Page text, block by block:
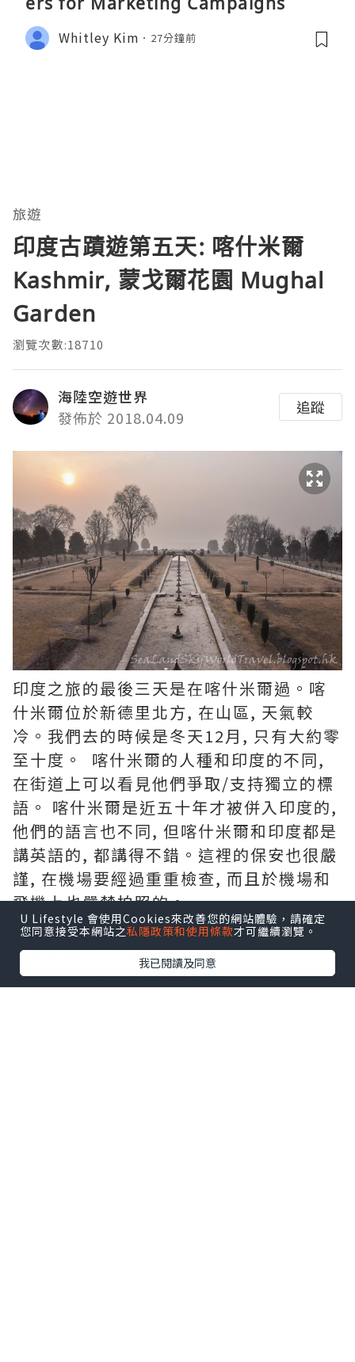
Whitley Kim 27分鐘前
旅遊
印度古蹟遊第五天: 喀什米爾
Kashmir, 蒙戈爾花園 Mughal
Garden
瀏覽次數:18710
海陸空遊世界
發佈於 2018.04.09
追蹤
印度之旅的最後三天是在喀什米爾過。喀
什米爾位於新德里北方, 在山區, 天氣較
冷。我們去的時候是冬天12月, 只有大約零
至十度。 喀什米爾的人種和印度的不同,
在街道上可以看見他們爭取/支持獨立的標
語。 喀什米爾是近五十年才被併入印度的,
他們的語言也不同, 但喀什米爾和印度都是
講英語的, 都講得不錯。這裡的保安也很嚴
謹, 在機場要經過重重檢查, 而且於機場和
飛機上也嚴禁拍照的。
在喀什米爾首府Srinagar是搭吉普車的,
不是旅遊巴, 因為街道比較窄。
U Lifestyle 會使用Cookies來改善您的網站體驗，請確定
您同意接受本網站之私隱政策和使用條款才可繼續瀏覽。
我已閱讀及同意